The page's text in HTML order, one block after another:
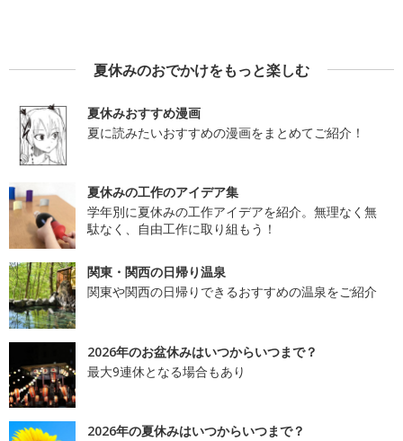
夏休みのおでかけをもっと楽しむ
夏休みおすすめ漫画
夏に読みたいおすすめの漫画をまとめてご紹介！
夏休みの工作のアイデア集
学年別に夏休みの工作アイデアを紹介。無理なく無
駄なく、自由工作に取り組もう！
関東・関西の日帰り温泉
関東や関西の日帰りできるおすすめの温泉をご紹介
2026年のお盆休みはいつからいつまで？
最大9連休となる場合もあり
2026年の夏休みはいつからいつまで？